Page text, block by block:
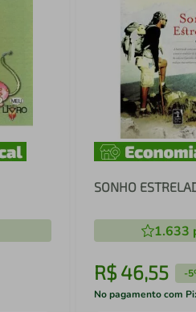
SONHO
1.633
R$46,55 -
No pagamento com